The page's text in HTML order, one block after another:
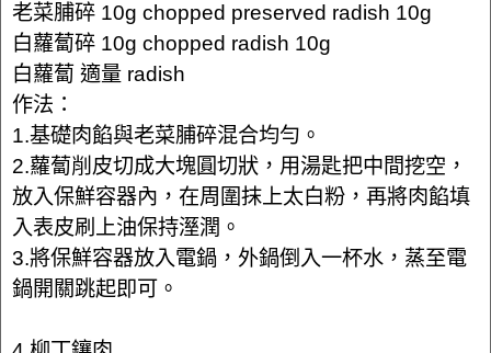
老菜脯碎 10g chopped preserved radish 10g
白蘿蔔碎 10g chopped radish 10g
白蘿蔔 適量 radish
作法：
1.基礎肉餡與老菜脯碎混合均勻。
2.蘿蔔削皮切成大塊圓切狀，用湯匙把中間挖空，
放入保鮮容器內，在周圍抹上太白粉，再將肉餡填
入表皮刷上油保持溼潤。
3.將保鮮容器放入電鍋，外鍋倒入一杯水，蒸至電
鍋開關跳起即可。